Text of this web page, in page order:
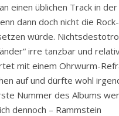
einen üblichen Track in der
dann doch nicht die Rock-
würde.
irre tanzbar und
mit einem Ohrwurm-
auf und dürfte wohl
Nummer des Albums
dennoch – Rammstein